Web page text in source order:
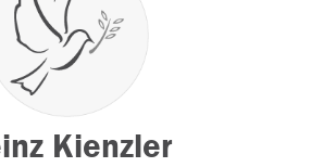
Kienzler